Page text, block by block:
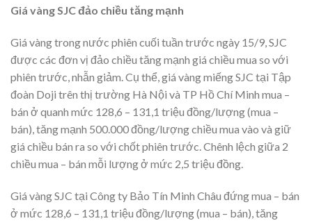
Giá vàng SJC đảo chiều tăng mạnh
Giá vàng trong nước phiên cuối tuần trước ngày 15/9, SJC
được các đơn vị đảo chiều tăng mạnh giá chiều mua so với
phiên trước, nhẫn giảm. Cụ thể, giá vàng miếng SJC tại Tập
đoàn Doji trên thị trường Hà Nội và TP Hồ Chí Minh mua –
bán ở quanh mức 128,6 – 131,1 triệu đồng/lượng (mua –
bán), tăng mạnh 500.000 đồng/lượng chiều mua vào và giữ
giá chiều bán ra so với chốt phiên trước. Chênh lệch giữa 2
chiều mua – bán mỗi lượng ở mức 2,5 triệu đồng.
Giá vàng SJC tại Công ty Bảo Tín Minh Châu đứng mua – bán
ở mức 128,6 – 131,1 triệu đồng/lượng (mua – bán), tăng